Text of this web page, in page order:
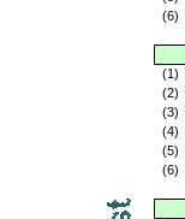
(6)
(1)
(2)
(3)
(4)
(5)
(6)